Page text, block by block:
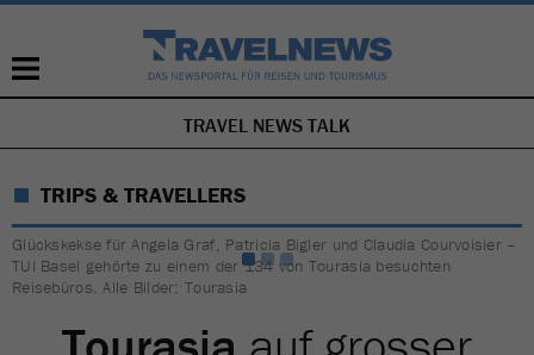
NAVIGATION
ÜBERSPRINGEN
TRAVEL NEWS TALK
TRIPS & TRAVELLERS
Glückskekse für Angela Graf, Patricia Bigler und Claudia Courvoisier –
TUI Basel gehörte zu einem der 134 von Tourasia besuchten
Reisebüros. Alle Bilder: Tourasia